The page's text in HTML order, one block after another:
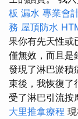
板 漏水 專業會
務 屋頂防水
果你有先天性或
僅無效，而且是
發現了淋巴淤積
束後，我恢復了
受了淋巴引流按
大里推拿療程